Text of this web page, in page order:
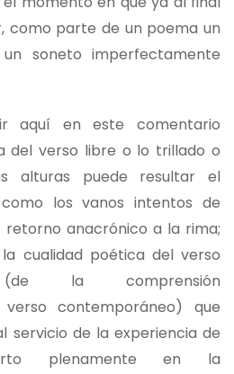
como parte de un poema un
soneto imperfectamente
aquí en este comentario
del verso libre o lo trillado o
alturas puede resultar el
los vanos intentos de
anacrónico a la rima;
cualidad poética del verso
(de la comprensión
contemporáneo) que
servicio de la experiencia de
plenamente en la